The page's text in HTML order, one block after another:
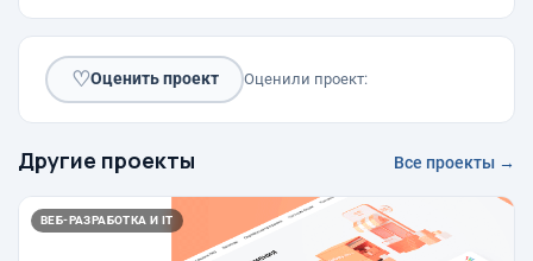
♡Оценить проект Оценили проект:
Другие проекты Все проекты →
ВЕБ-РАЗРАБОТКА И IT